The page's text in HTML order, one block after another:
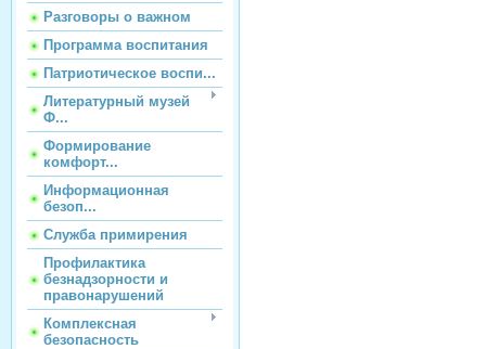
Разговоры о важном
Программа воспитания
Патриотическое воспи...
Литературный музей
Ф...
Формирование
комфорт...
Информационная
безоп...
Служба примирения
Профилактика
безнадзорности и
правонарушений
Комплексная
безопасность